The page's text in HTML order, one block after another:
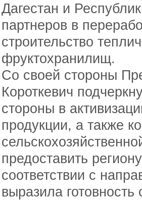
Дагестан и
партнеров в
строительство
фруктохранилищ.
Со своей стороны
Короткевич
стороны в
продукции, а также
предоставить
соответствии с
выразила